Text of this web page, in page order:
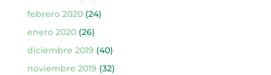
febrero 2020(24)
enero 2020(26)
diciembre 2019 (40)
noviembre 2019 (32)